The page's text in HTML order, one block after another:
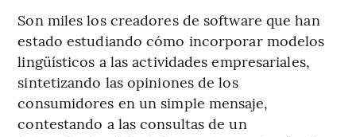
Son miles los creadores de software que han
estado estudiando cómo incorporar modelos
lingüísticos a las actividades empresariales,
sintetizando las opiniones de los
consumidores en un simple mensaje,
contestando a las consultas de un